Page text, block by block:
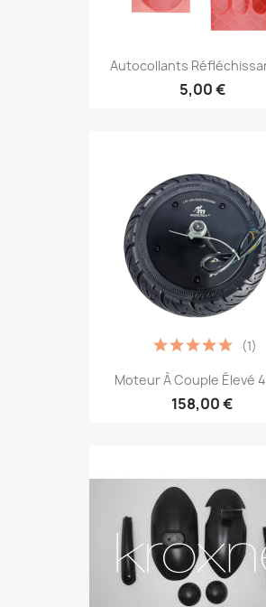
Autocollants
5,00 €
Moteur À Couple Élevé
158,00 €
(1)